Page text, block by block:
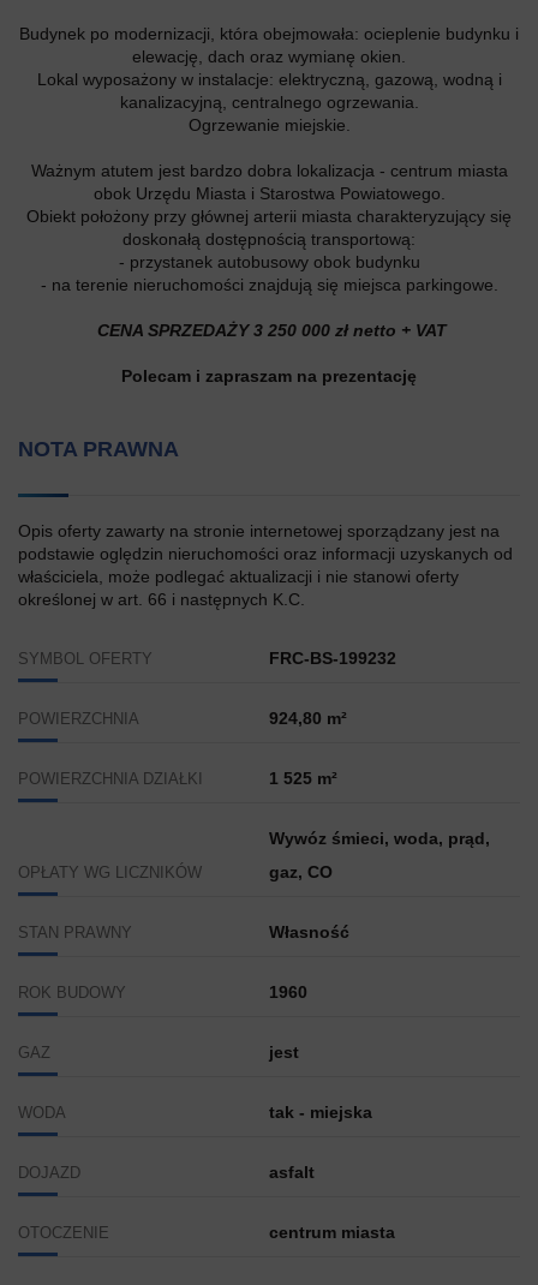
Budynek po modernizacji, która obejmowała: ocieplenie budynku i
elewację, dach oraz wymianę okien.
Lokal wyposażony w instalacje: elektryczną, gazową, wodną i
kanalizacyjną, centralnego ogrzewania.
Ogrzewanie miejskie.
Ważnym atutem jest bardzo dobra lokalizacja - centrum miasta
obok Urzędu Miasta i Starostwa Powiatowego.
Obiekt położony przy głównej arterii miasta charakteryzujący się
doskonałą dostępnością transportową:
- przystanek autobusowy obok budynku
- na terenie nieruchomości znajdują się miejsca parkingowe.
CENA SPRZEDAŻY 3 250 000 zł netto + VAT
Polecam i zapraszam na prezentację
NOTA PRAWNA
Opis oferty zawarty na stronie internetowej sporządzany jest na
podstawie oględzin nieruchomości oraz informacji uzyskanych od
właściciela, może podlegać aktualizacji i nie stanowi oferty
określonej w art. 66 i następnych K.C.
SYMBOL OFERTY FRC-BS-199232
POWIERZCHNIA 924,80 m²
POWIERZCHNIA DZIAŁKI 1 525 m²
OPŁATY WG LICZNIKÓW
Wywóz śmieci, woda, prąd,
gaz, CO
STAN PRAWNY Własność
ROK BUDOWY 1960
GAZ jest
WODA tak - miejska
DOJAZD asfalt
OTOCZENIE centrum miasta